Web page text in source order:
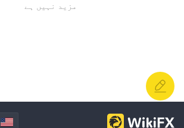
مزید نہیں ہے